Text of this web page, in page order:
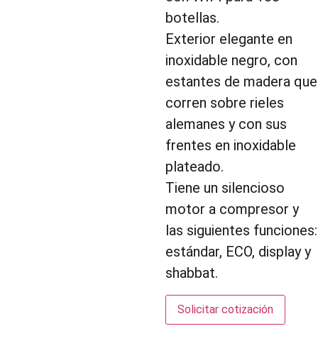
botellas.
Exterior elegante en
inoxidable negro, con
estantes de madera que
corren sobre rieles
alemanes y con sus
frentes en inoxidable
plateado.
Tiene un silencioso
motor a compresor y
las siguientes funciones:
estándar, ECO, display y
shabbat.
Solicitar cotización